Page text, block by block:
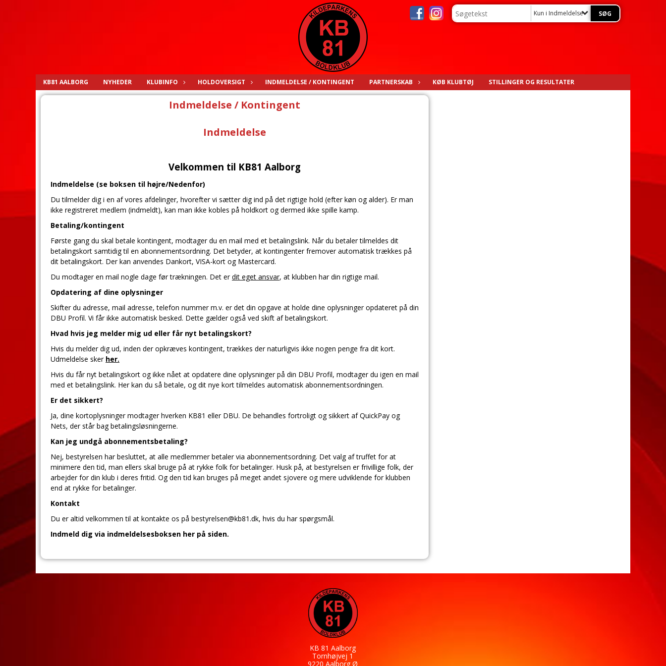
Kun i Indmeldelse / Kontingent
KB81 AALBORG NYHEDER KLUBINFO HOLDOVERSIGT INDMELDELSE / KONTINGENT PARTNERSKAB KØB KLUBTØJ STILLINGER OG RESULTATER
Indmeldelse / Kontingent
Indmeldelse
Velkommen til KB81 Aalborg
Indmeldelse (se boksen til højre/Nedenfor)
Du tilmelder dig i en af vores afdelinger, hvorefter vi sætter dig ind på det rigtige hold (efter køn og alder). Er man
ikke registreret medlem (indmeldt), kan man ikke kobles på holdkort og dermed ikke spille kamp.
Betaling/kontingent
Første gang du skal betale kontingent, modtager du en mail med et betalingslink. Når du betaler tilmeldes dit
betalingskort samtidig til en abonnementsordning. Det betyder, at kontingenter fremover automatisk trækkes på
dit betalingskort. Der kan anvendes Dankort, VISA-kort og Mastercard.
Du modtager en mail nogle dage før trækningen. Det erdit eget ansvar, at klubben har din rigtige mail.
Opdatering af dine oplysninger
Skifter du adresse, mail adresse, telefon nummer m.v. er det din opgave at holde dine oplysninger opdateret på din
DBU Profil. Vi får ikke automatisk besked. Dette gælder også ved skift af betalingskort.
Hvad hvis jeg melder mig ud eller får nyt betalingskort?
Hvis du melder dig ud, inden der opkræves kontingent, trækkes der naturligvis ikke nogen penge fra dit kort.
Udmeldelse sker her.
Hvis du får nyt betalingskort og ikke nået at opdatere dine oplysninger på din DBU Profil, modtager du igen en mail
med et betalingslink. Her kan du så betale, og dit nye kort tilmeldes automatisk abonnementsordningen.
Er det sikkert?
Ja, dine kortoplysninger modtager hverken KB81 eller DBU. De behandles fortroligt og sikkert af QuickPay og
Nets, der står bag betalingsløsningerne.
Kan jeg undgå abonnementsbetaling?
Nej, bestyrelsen har besluttet, at alle medlemmer betaler via abonnementsordning. Det valg af truffet for at
minimere den tid, man ellers skal bruge på at rykke folk for betalinger. Husk på, at bestyrelsen er frivillige folk, der
arbejder for din klub i deres fritid. Og den tid kan bruges på meget andet sjovere og mere udviklende for klubben
end at rykke for betalinger.
Kontakt
Du er altid velkommen til at kontakte os på bestyrelsen@kb81.dk, hvis du har spørgsmål.
Indmeld dig via indmeldelsesboksen her på siden.
KB 81 Aalborg
Tornhøjvej 1
9220 Aalborg Ø